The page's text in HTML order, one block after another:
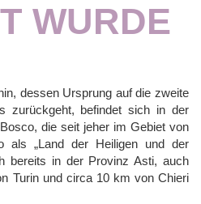
WURDE
dessen Ursprung auf die zweite
zurückgeht, befindet sich in der
die seit jeher im Gebiet von
als „Land der Heiligen und der
bereits in der Provinz Asti, auch
Turin und circa 10 km von Chieri